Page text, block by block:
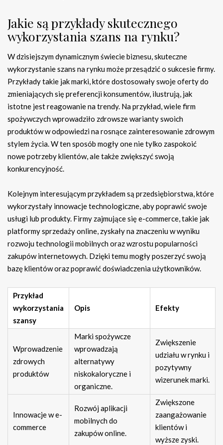
Jakie są przykłady skutecznego
wykorzystania szans na rynku?
W dzisiejszym dynamicznym świecie biznesu, skuteczne
wykorzystanie szans na rynku może przesądzić o sukcesie firmy.
Przykłady takie jak marki, które dostosowały swoje oferty do
zmieniających się preferencji konsumentów, ilustrują, jak
istotne jest reagowanie na trendy. Na przykład, wiele firm
spożywczych wprowadziło zdrowsze warianty swoich
produktów w odpowiedzi na rosnące zainteresowanie zdrowym
stylem życia. W ten sposób mogły one nie tylko zaspokoić
nowe potrzeby klientów, ale także zwiększyć swoją
konkurencyjność.
Kolejnym interesującym przykładem są przedsiębiorstwa, które
wykorzystały innowacje technologiczne, aby poprawić swoje
usługi lub produkty. Firmy zajmujące się e-commerce, takie jak
platformy sprzedaży online, zyskały na znaczeniu w wyniku
rozwoju technologii mobilnych oraz wzrostu popularności
zakupów internetowych. Dzięki temu mogły poszerzyć swoją
bazę klientów oraz poprawić doświadczenia użytkowników.
Przykład
wykorzystania
szansy
Opis Efekty
Wprowadzenie
zdrowych
produktów
Marki spożywcze
wprowadzają
alternatywy
niskokaloryczne i
organiczne.
Zwiększenie
udziału w rynku i
pozytywny
wizerunek marki.
Innowacje w e-
commerce
Rozwój aplikacji
mobilnych do
zakupów online.
Zwiększone
zaangażowanie
klientów i
wyższe zyski.